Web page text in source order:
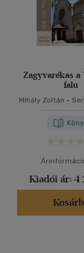
Zagyvarékas a
falu
Mihály Zoltán -
Kiadói ár: 4